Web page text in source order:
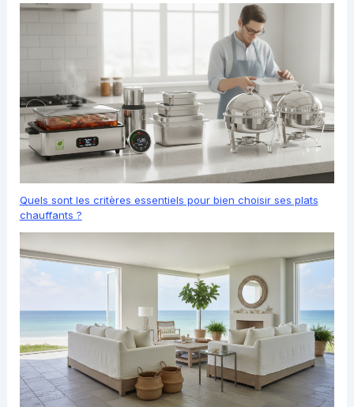
Quels sont les critères essentiels pour bien choisir ses plats
chauffants ?